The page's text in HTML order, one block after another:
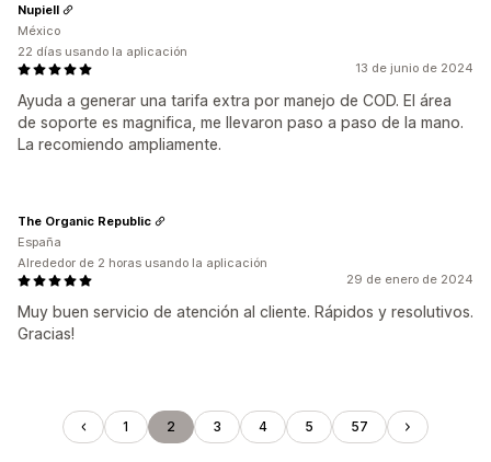
13 de junio de 2024
Ayuda a generar una tarifa extra por manejo de COD. El área
de soporte es magnifica, me llevaron paso a paso de la mano.
La recomiendo ampliamente.
Nupiell
México
22 días usando la aplicación
29 de enero de 2024
Muy buen servicio de atención al cliente. Rápidos y resolutivos.
Gracias!
The Organic Republic
España
Alrededor de 2 horas usando la aplicación
1 2 3 4 5 57